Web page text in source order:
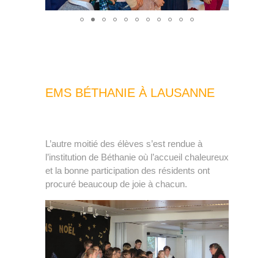
EMS BÉTHANIE À LAUSANNE
L’autre moitié des élèves s’est rendue à
l’institution de Béthanie où l’accueil chaleureux
et la bonne participation des résidents ont
procuré beaucoup de joie à chacun.